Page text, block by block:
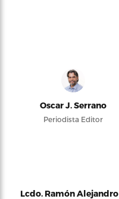
Oscar J. Serrano
Periodista Editor
Lcdo. Ramón Alejandro